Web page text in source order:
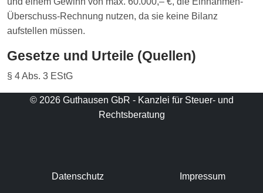
Überschuss-Rechnung nutzen, da sie keine Bilanz
aufstellen müssen.
Gesetze und Urteile (Quellen)
§ 4 Abs. 3 EStG
© 2026 Guthausen GbR - Kanzlei für Steuer- und
Rechtsberatung
Datenschutz Impressum